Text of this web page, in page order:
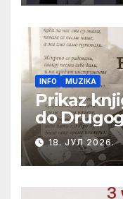
Festival
INFO MUZIKA
Prikaz
do
(bilo neko
(autor-
Botoš
samizdat)
18. ЈУЛ 2026.